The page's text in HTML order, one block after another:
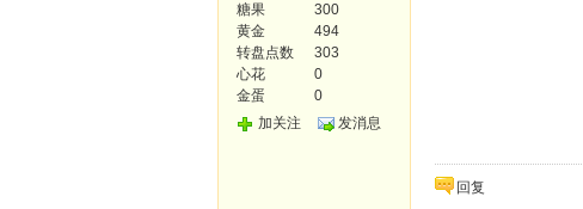
糖果
300
黄金
494
转盘点数
303
心花
0
金蛋
0
加关注
发消息
回复